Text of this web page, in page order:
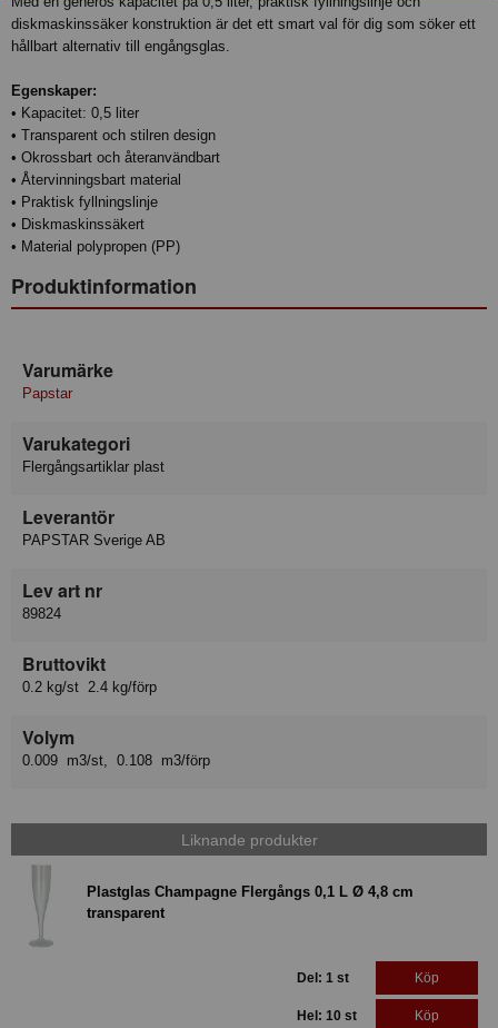
diskmaskinssäker konstruktion är det ett smart val för dig som söker ett
hållbart alternativ till engångsglas.
Egenskaper:
• Kapacitet: 0,5 liter
• Transparent och stilren design
• Okrossbart och återanvändbart
• Återvinningsbart material
• Praktisk fyllningslinje
• Diskmaskinssäkert
• Material polypropen (PP)
Produktinformation
Varumärke
Papstar
Varukategori
Flergångsartiklar plast
Leverantör
PAPSTAR Sverige AB
Lev art nr
89824
Bruttovikt
0.2 kg/st 2.4 kg/förp
Volym
0.009 m3/st, 0.108 m3/förp
Liknande produkter
Plastglas Champagne Flergångs 0,1 L Ø 4,8 cm
transparent
Del: 1 st Köp
Hel: 10 st Köp